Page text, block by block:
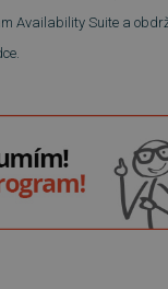
Availability Suite a
soubory
Nezařazené
soubory cookie
webových stránek,
a správa účtu.